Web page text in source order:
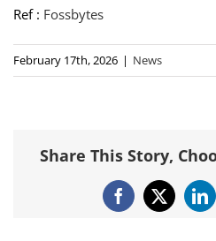
Ref : Fossbytes
February 17th, 2026 | News
Share This Story,
Facebook
X